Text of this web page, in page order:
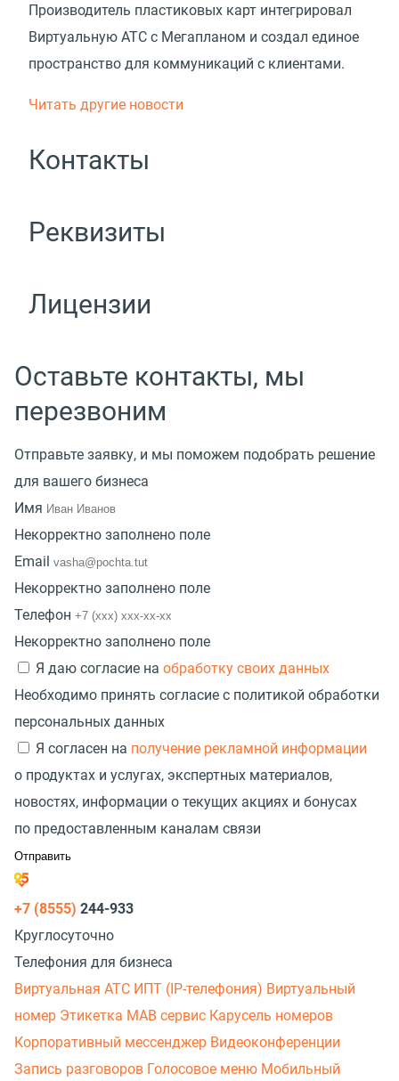
Производитель пластиковых карт интегрировал
Виртуальную АТС с Мегапланом и создал единое
пространство для коммуникаций с клиентами.
Читать другие новости
Контакты
Реквизиты
Лицензии
Оставьте контакты, мы
перезвоним
Отправьте заявку, и мы поможем подобрать решение
для вашего бизнеса
Имя
Некорректно заполнено поле
Email
Некорректно заполнено поле
Телефон
Некорректно заполнено поле
Я даю согласие на обработку своих данных
Необходимо принять согласие с политикой обработки
персональных данных
Я согласен на получение рекламной информации
о продуктах и услугах, экспертных материалов,
новостях, информации о текущих акциях и бонусах
по предоставленным каналам связи
+7 (8555) 244-933
Круглосуточно
Телефония для бизнеса
Виртуальная АТС ИПТ (IP-телефония) Виртуальный
номер Этикетка МАВ сервис Карусель номеров
Корпоративный мессенджер Видеоконференции
Запись разговоров Голосовое меню Мобильный